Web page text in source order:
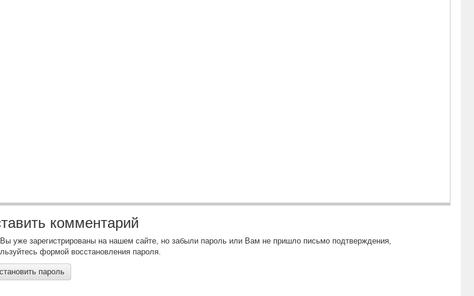
комментарий
уже зарегистрированы на нашем сайте, но забыли пароль или Вам не пришло письмо подтверждения,
формой восстановления пароля.
пароль